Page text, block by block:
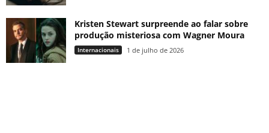
Kristen Stewart surpreende ao falar sobre
produção misteriosa com Wagner Moura
Internacionais 1 de julho de 2026